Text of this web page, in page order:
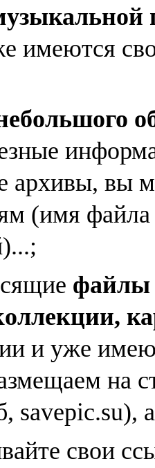
имеются
архивы, вы
(имя
файлы
и уже
на
savepic.su),
свои